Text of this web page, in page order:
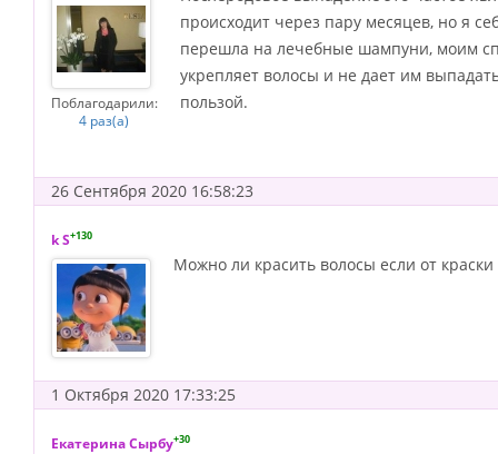
Поблагодарили:
4 раз(а)
происходит через пару месяцев, но я
перешла на лечебные шампуни, моим
укрепляет волосы и не дает им
пользой.
26 Сентября 2020 16:58:23
k S+130
Можно ли красить волосы если от
1 Октября 2020 17:33:25
Екатерина Сырбу+30